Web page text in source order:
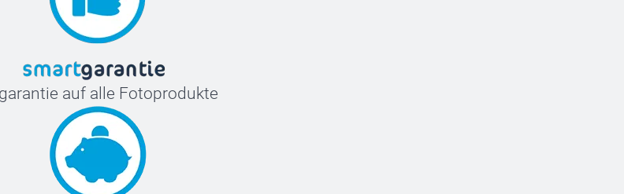
auf alle Fotoprodukte